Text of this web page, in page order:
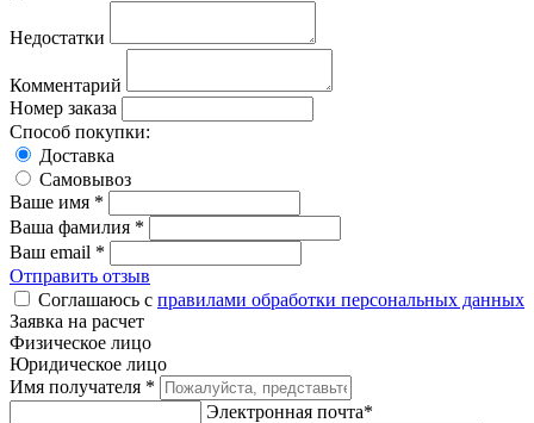
Недостатки
Комментарий
Номер заказа
Способ покупки:
Доставка
Самовывоз
Ваше имя *
Ваша фамилия *
Ваш email *
Отправить отзыв
Соглашаюсь с правилами обработки персональных данных
Заявка на расчет
Физическое лицо
Юридическое лицо
Имя получателя *
Электронная почта*